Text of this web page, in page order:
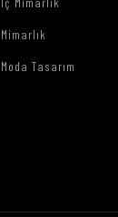
Mimarlık
Moda Tasarım